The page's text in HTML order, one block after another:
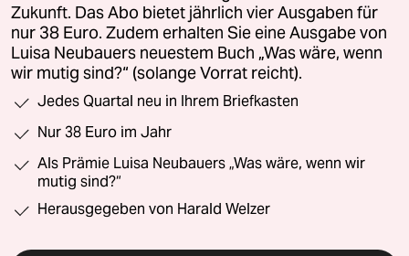
Zukunft. Das Abo bietet jährlich vier Ausgaben für
nur 38 Euro. Zudem erhalten Sie eine Ausgabe von
Luisa Neubauers neuestem Buch „Was wäre, wenn
wir mutig sind?“ (solange Vorrat reicht).
Jedes Quartal neu in Ihrem Briefkasten
Nur 38 Euro im Jahr
Als Prämie Luisa Neubauers „Was wäre, wenn wir
mutig sind?“
Herausgegeben von Harald Welzer